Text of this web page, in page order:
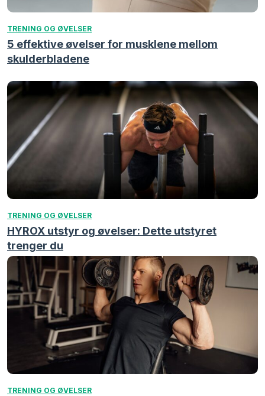
TRENING OG ØVELSER
5 effektive øvelser for musklene mellom
skulderbladene
TRENING OG ØVELSER
HYROX utstyr og øvelser: Dette utstyret
trenger du
TRENING OG ØVELSER